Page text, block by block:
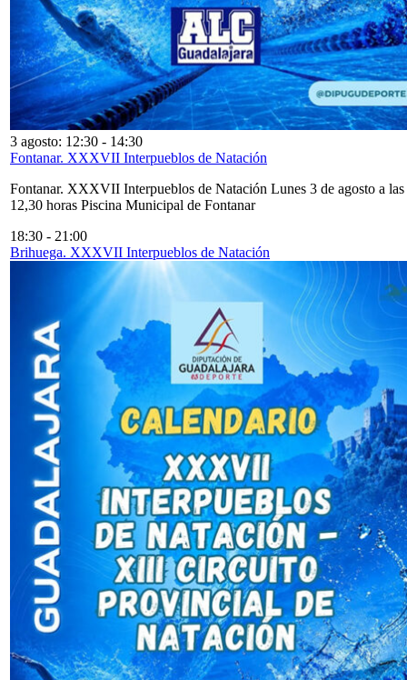
3 agosto: 12:30 - 14:30
Fontanar. XXXVII Interpueblos de Natación
Fontanar. XXXVII Interpueblos de Natación Lunes 3 de agosto a las
12,30 horas Piscina Municipal de Fontanar
18:30 - 21:00
Brihuega. XXXVII Interpueblos de Natación